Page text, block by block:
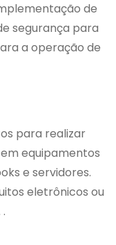
de
segurança para
a operação de
para realizar
equipamentos
e servidores.
eletrônicos ou